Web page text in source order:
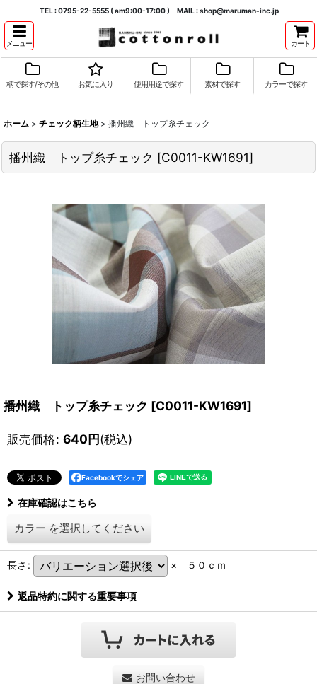
TEL : 0795-22-5555 ( am9:00-17:00 ) MAIL : shop@maruman-inc.jp
メニュー カート
柄で探す/その他 お気に入り 使用用途で探す 素材で探す カラーで探す
ホーム > チェック柄生地 > 播州織 トップ糸チェック
播州織 トップ糸チェック [C0011-KW1691]
播州織 トップ糸チェック [C0011-KW1691]
販売価格: 640円(税込)
Facebookでシェア
在庫確認はこちら
カラー を選択してください
長さ : × ５０ｃｍ
返品特約に関する重要事項
お問い合わせ